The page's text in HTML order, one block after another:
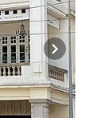
Next slide